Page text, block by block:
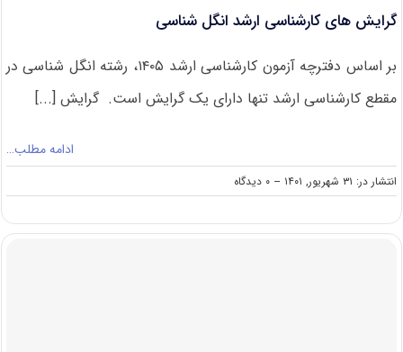
گرایش های کارشناسی ارشد انگل شناسی
بر اساس دفترچه آزمون کارشناسی ارشد ۱۴۰۵، رشته انگل شناسی در
مقطع کارشناسی ارشد تنها دارای یک گرایش است. گرایش [...]
ادامه مطلب…
انتشار در: ۳۱ شهریور, ۱۴۰۱ -- ۰ دیدگاه
on
گرایش
کارشناسی